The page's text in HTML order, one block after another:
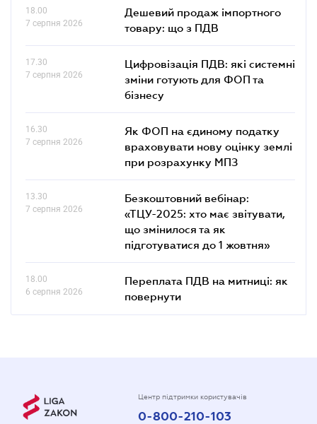
18.00
7 серпня 2026
Дешевий продаж імпортного
товару: що з ПДВ
17.30
7 серпня 2026
Цифровізація ПДВ: які системні
зміни готують для ФОП та
бізнесу
16.30
7 серпня 2026
Як ФОП на єдиному податку
враховувати нову оцінку землі
при розрахунку МПЗ
13.30
7 серпня 2026
Безкоштовний вебінар:
«ТЦУ-2025: хто має звітувати,
що змінилося та як
підготуватися до 1 жовтня»
18.00
6 серпня 2026
Переплата ПДВ на митниці: як
повернути
Центр підтримки користувачів
0-800-210-103